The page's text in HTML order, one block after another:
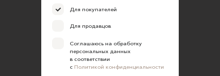
Для покупателей
Для продавцов
Соглашаюсь на обработку
персональных данных
в соответствии
с Политикой конфиденциальности